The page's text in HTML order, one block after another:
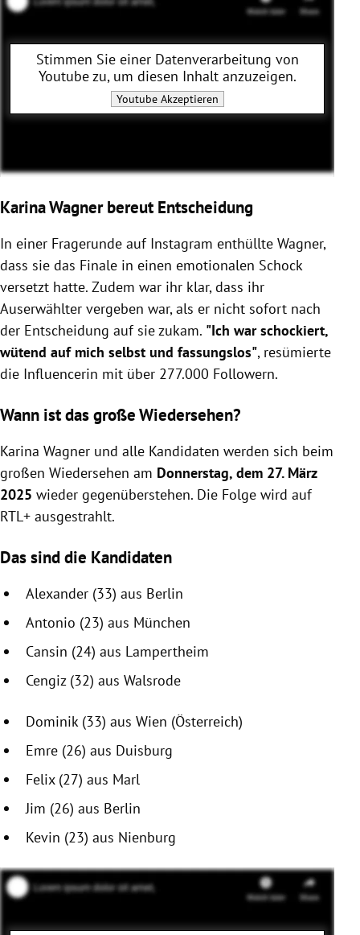
Stimmen Sie einer Datenverarbeitung von
Youtubezu, um diesen Inhalt anzuzeigen.
YoutubeAkzeptieren
Karina Wagner bereut Entscheidung
In einer Fragerunde auf Instagram enthüllte Wagner,
dass sie das Finale in einen emotionalen Schock
versetzt hatte. Zudem war ihr klar, dass ihr
Auserwählter vergeben war, als er nicht sofort nach
der Entscheidung auf sie zukam. "Ich war schockiert,
wütend auf mich selbst und fassungslos", resümierte
die Influencerin mit über 277.000 Followern.
Wann ist das große Wiedersehen?
Karina Wagner und alle Kandidaten werden sich beim
großen Wiedersehen am Donnerstag, dem 27. März
2025 wieder gegenüberstehen. Die Folge wird auf
RTL+ ausgestrahlt.
Das sind die Kandidaten
Alexander (33) aus Berlin
Antonio (23) aus München
Cansin (24) aus Lampertheim
Cengiz (32) aus Walsrode
Dominik (33) aus Wien (Österreich)
Emre (26) aus Duisburg
Felix (27) aus Marl
Jim (26) aus Berlin
Kevin (23) aus Nienburg